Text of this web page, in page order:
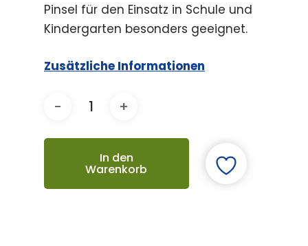
Pinsel für den Einsatz in Schule und
Kindergarten besonders geeignet.
Zusätzliche Informationen
In den
Warenkorb